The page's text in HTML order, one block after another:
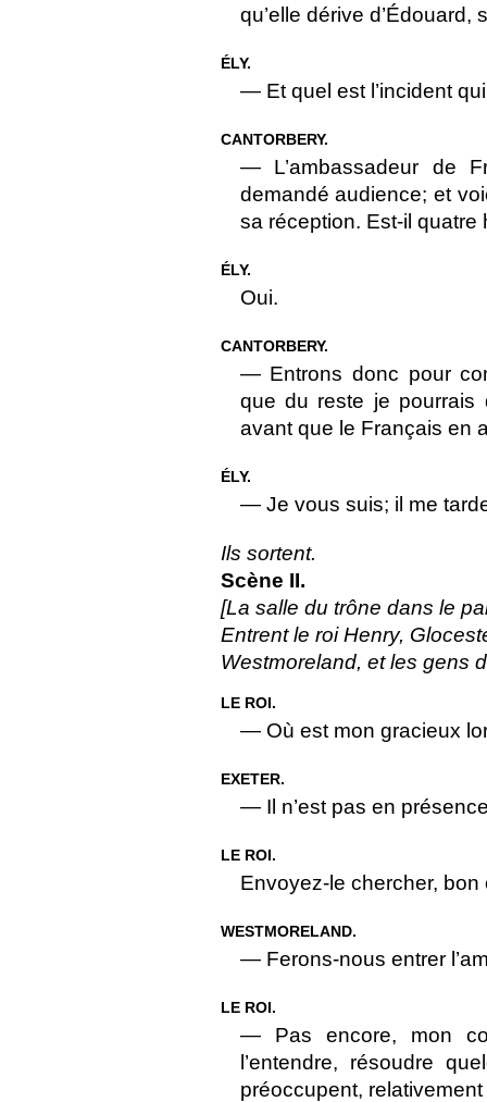
qu’elle dérive d’Édouard,
ÉLY.
— Et quel est l’incident
CANTORBERY.
— L’ambassadeur de
demandé audience; et
sa réception. Est-il quatre
ÉLY.
Oui.
CANTORBERY.
— Entrons donc pour
que du reste je
avant que le Français en
ÉLY.
— Je vous suis; il me
Ils sortent.
Scène II.
[La salle du trône dans le
Entrent le roi Henry,
Westmoreland, et les gens
LE ROI.
— Où est mon gracieux
EXETER.
— Il n’est pas en
LE ROI.
Envoyez-le chercher, bon
WESTMORELAND.
— Ferons-nous entrer
LE ROI.
— Pas encore, mon
l’entendre, résoudre
préoccupent,